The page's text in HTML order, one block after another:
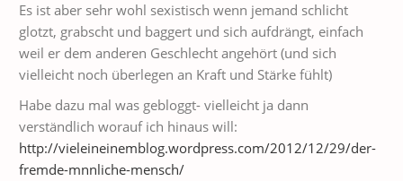
Es ist aber sehr wohl sexistisch wenn jemand schlicht
glotzt, grabscht und baggert und sich aufdrängt, einfach
weil er dem anderen Geschlecht angehört (und sich
vielleicht noch überlegen an Kraft und Stärke fühlt)
Habe dazu mal was gebloggt- vielleicht ja dann
verständlich worauf ich hinaus will:
http://vieleineinemblog.wordpress.com/2012/12/29/der-
fremde-mnnliche-mensch/